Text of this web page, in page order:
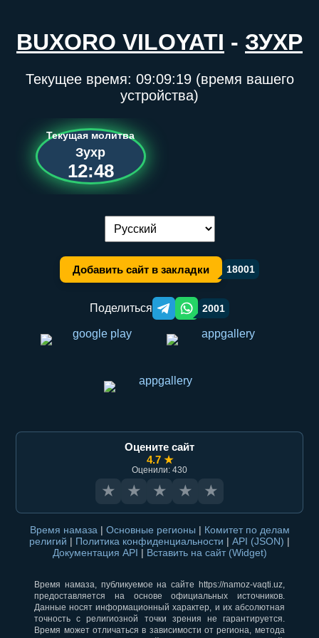
BUXORO VILOYATI - ЗУХР
Текущее время: 09:09:19(время вашего
устройства)
Текущая молитва
Зухр
12:48
Переключение языка:
Добавить сайт в закладки 18001
Поделиться Telegram orqali ulashish
WhatsApp orqali ulashish
2001
Оцените сайт
4.7 ★
Оценили: 430
★ ★ ★ ★ ★
Время намаза | Основные регионы | Комитет по делам
религий | Политика конфиденциальности | API (JSON) |
Документация API | Вставить на сайт (Widget)
Время намаза, публикуемое на сайте https://namoz-vaqti.uz,
предоставляется на основе официальных источников.
Данные носят информационный характер, и их абсолютная
точность с религиозной точки зрения не гарантируется.
Время может отличаться в зависимости от региона, метода